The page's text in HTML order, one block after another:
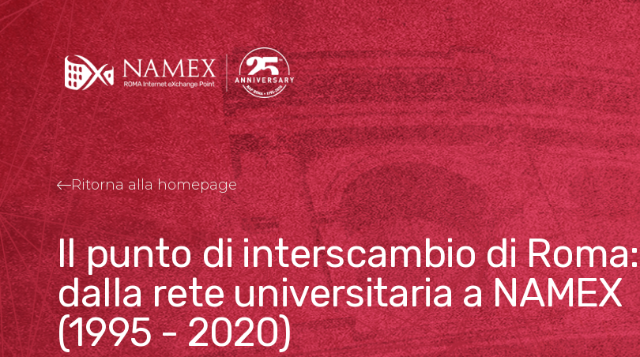
Ritorna alla homepage
Il punto di interscambio di Roma:
dalla rete universitaria a NAMEX
(1995 - 2020)